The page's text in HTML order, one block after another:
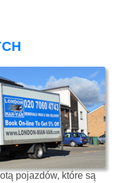
pojazdów, które są